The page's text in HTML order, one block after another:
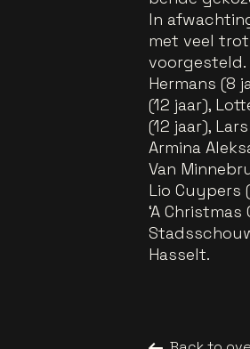
In
met veel
voorgesteld.
Hermans (8
(12 jaar),
(12 jaar),
Armina
Van
Lio Cuypers
‘A
Hasselt.